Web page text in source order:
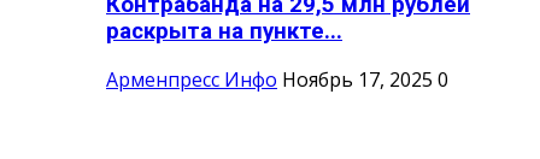
раскрыта на пункте...
Арменпресс Инфо Ноябрь 17, 2025 0